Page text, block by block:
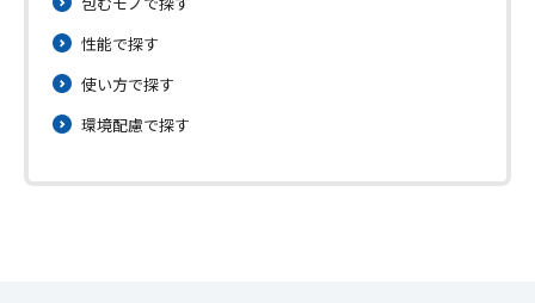
性能で探す
使い方で探す
環境配慮で探す